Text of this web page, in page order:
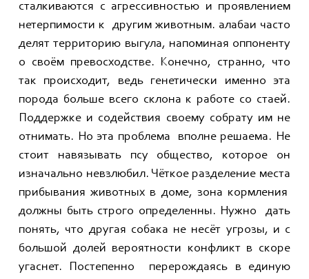
сталкиваются с агрессивностью и проявлением
нетерпимости к другим животным. алабаи часто
делят территорию выгула, напоминая оппоненту
о своём превосходстве. Конечно, странно, что
так происходит, ведь генетически именно эта
порода больше всего склона к работе со стаей.
Поддержке и содействия своему собрату им не
отнимать. Но эта проблема вполне решаема. Не
стоит навязывать псу общество, которое он
изначально невзлюбил. Чёткое разделение места
прибывания животных в доме, зона кормления
должны быть строго определенны. Нужно дать
понять, что другая собака не несёт угрозы, и с
большой долей вероятности конфликт в скоре
угаснет. Постепенно перерождаясь в единую